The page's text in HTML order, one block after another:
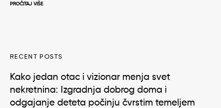
PROČITAJ VIŠE
RECENT POSTS
Kako jedan otac i vizionar menja svet
nekretnina: Izgradnja dobrog doma i
odgajanje deteta počinju čvrstim temeljem